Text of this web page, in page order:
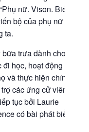
nữ. Vison. Biến
bộ của phụ nữ
ta.
trưa dành cho
học, hoạt động
và thực hiện chính
các ứng cử viên
tục bởi Laurie
có bài phát biểu